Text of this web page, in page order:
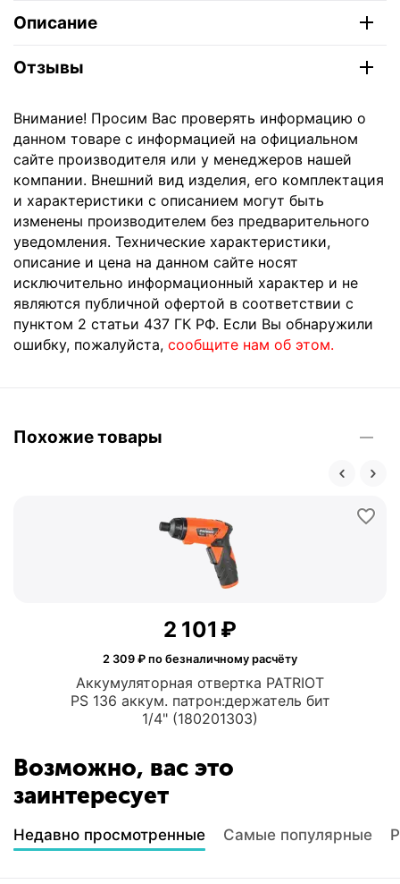
Описание
Отзывы
Внимание! Просим Вас проверять информацию о
данном товаре с информацией на официальном
сайте производителя или у менеджеров нашей
компании. Внешний вид изделия, его комплектация
и характеристики с описанием могут быть
изменены производителем без предварительного
уведомления. Технические характеристики,
описание и цена на данном сайте носят
исключительно информационный характер и не
являются публичной офертой в соответствии с
пунктом 2 статьи 437 ГК РФ. Если Вы обнаружили
ошибку, пожалуйста, сообщите нам об этом.
Похожие товары
Аккумуляторная отвертка PATRIOT
PS 136 аккум. патрон:держатель бит
1/4" (180201303)
2 101 ₽
2 309 ₽ по безналичному расчёту
Возможно, вас это
заинтересует
Недавно просмотренные Самые популярные